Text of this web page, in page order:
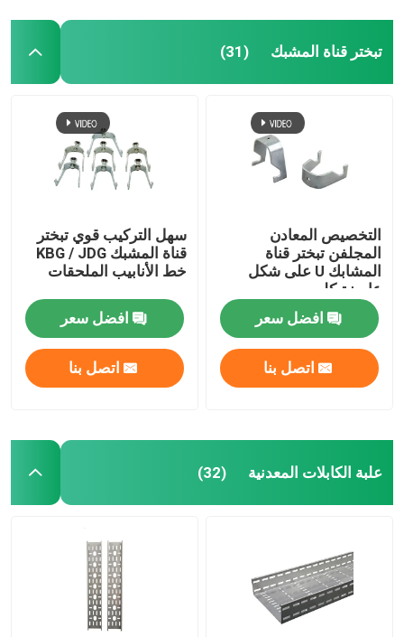
تبختر قناة المشبك (31)
التخصيص المعادن
المجلفن تبختر قناة
المشابك U على شكل
عارضة كليب
افضل سعر
اتصل بنا
سهل التركيب قوي تبختر
قناة المشبك KBG / JDG
خط الأنابيب الملحقات
افضل سعر
اتصل بنا
علبة الكابلات المعدنية (32)